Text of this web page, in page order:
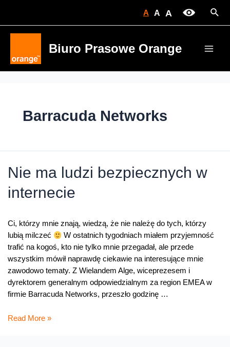
A A A
Biuro Prasowe Orange
Barracuda Networks
Nie ma ludzi bezpiecznych w
internecie
Ci, którzy mnie znają, wiedzą, że nie należę do tych, którzy
lubią milczeć
W ostatnich tygodniach miałem przyjemność
trafić na kogoś, kto nie tylko mnie przegadał, ale przede
wszystkim mówił naprawdę ciekawie na interesujące mnie
zawodowo tematy. Z Wielandem Alge, wiceprezesem i
dyrektorem generalnym odpowiedzialnym za region EMEA w
firmie Barracuda Networks, przeszło godzinę …
Nie
Read More »